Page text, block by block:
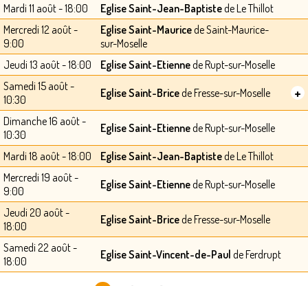
Mardi 11 août - 18:00 Eglise Saint-Jean-Baptistede Le Thillot
Mercredi 12 août -
9:00
Eglise Saint-Mauricede Saint-Maurice-
sur-Moselle
Jeudi 13 août - 18:00
Eglise Saint-Etiennede Rupt-sur-Moselle
Samedi 15 août -
10:30
Eglise Saint-Bricede Fresse-sur-Moselle +
Dimanche 16 août -
10:30
Eglise Saint-Etiennede Rupt-sur-Moselle
Mardi 18 août - 18:00 Eglise Saint-Jean-Baptistede Le Thillot
Mercredi 19 août -
9:00
Eglise Saint-Etiennede Rupt-sur-Moselle
Jeudi 20 août -
18:00
Eglise Saint-Bricede Fresse-sur-Moselle
Samedi 22 août -
18:00
Eglise Saint-Vincent-de-Paul de Ferdrupt